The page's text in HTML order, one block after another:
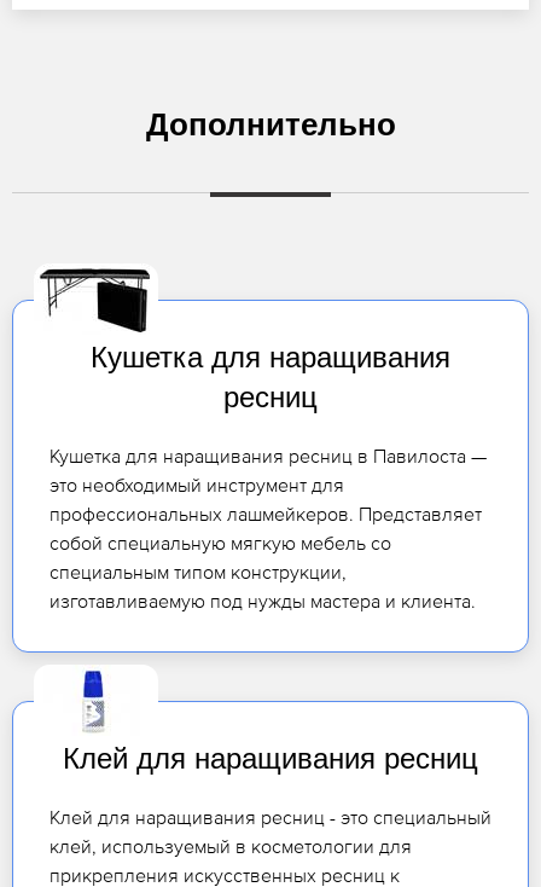
Дополнительно
Кушетка для наращивания
ресниц
Кушетка для наращивания ресниц в Павилоста —
это необходимый инструмент для
профессиональных лашмейкеров. Представляет
собой специальную мягкую мебель со
специальным типом конструкции,
изготавливаемую под нужды мастера и клиента.
Клей для наращивания ресниц
Клей для наращивания ресниц - это специальный
клей, используемый в косметологии для
прикрепления искусственных ресниц к